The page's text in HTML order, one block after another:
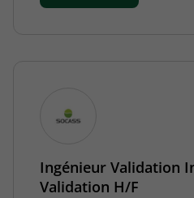
Ingénieur Validation
Validation H/F